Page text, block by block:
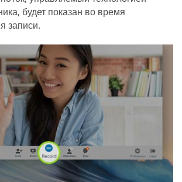
будет показан во время
записи.